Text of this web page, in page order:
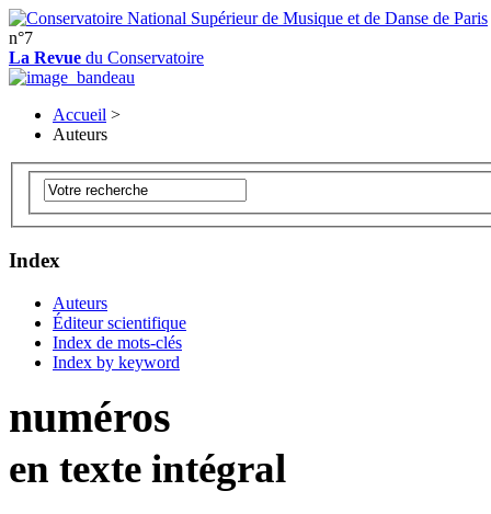
n°7
La Revue du Conservatoire
Accueil >
Auteurs
Index
Auteurs
Éditeur scientifique
Index de mots-clés
Index by keyword
numéros
en texte intégral